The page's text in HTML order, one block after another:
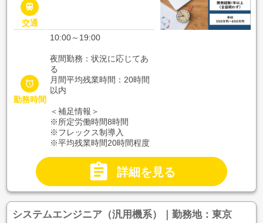

交通

勤務時間
10:00～19:00
夜間勤務：状況に応じてあ
る
月間平均残業時間：20時間
以内
＜補足情報＞
※所定労働時間8時間
※フレックス制導入
※平均残業時間20時間程度
 詳細を見る
システムエンジニア（汎用機系）｜勤務地：東京